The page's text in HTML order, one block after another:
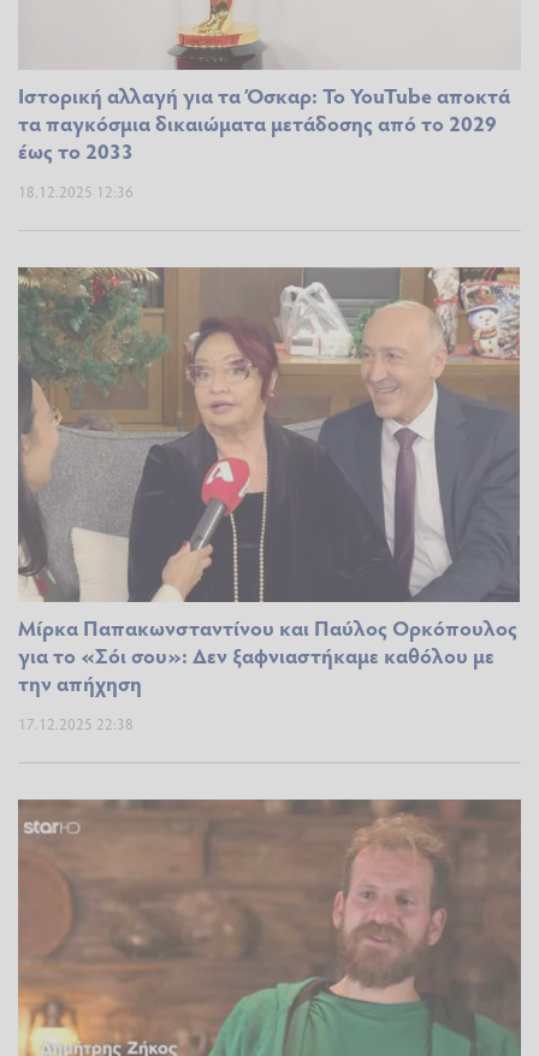
Ιστορική αλλαγή για τα Όσκαρ: Το YouTube αποκτά
τα παγκόσμια δικαιώματα μετάδοσης από το 2029
έως το 2033
18.12.2025 12:36
Μίρκα Παπακωνσταντίνου και Παύλος Ορκόπουλος
για το «Σόι σου»: Δεν ξαφνιαστήκαμε καθόλου με
την απήχηση
17.12.2025 22:38